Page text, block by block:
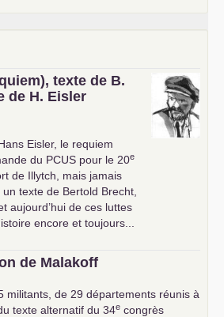
texte de B.
de H. Eisler
Eisler, le requiem
du PCUS pour le 20e
de Illytch, mais jamais
un texte de Bertold Brecht,
aujourd’hui de ces luttes
encore et toujours...
de Malakoff
militants, de 29 départements réunis à
texte alternatif du 34e congrès